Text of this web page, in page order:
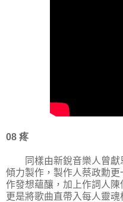
08 疼
同樣由新銳音樂人曾獻
傾力製作，製作人蔡政勳
作發想蘊釀，加上作詞人陳
更是將歌曲直帶入每人靈